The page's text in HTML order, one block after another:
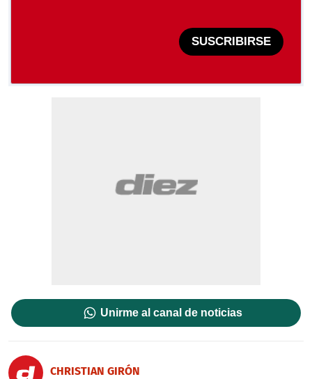
SUSCRIBIRSE
Unirme al canal de noticias
CHRISTIAN GIRÓN